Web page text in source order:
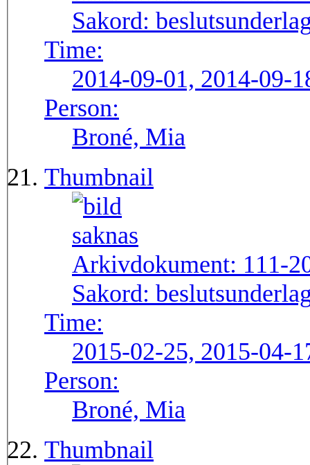
Sakord:
Time:
2014-09-01, 2014-09-
Person:
Broné, Mia
Thumbnail
Arkivdokument: 111-
Sakord:
Time:
2015-02-25, 2015-04-
Person:
Broné, Mia
Thumbnail